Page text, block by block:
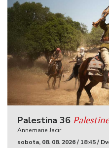
Palestina 36
Annemarie Jacir
sobota, 08. 08. 2026 / 18:45 /